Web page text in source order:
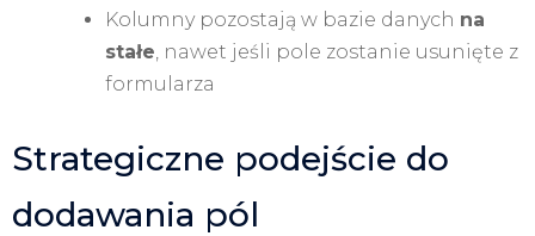
Kolumny pozostają w bazie danych na
stałe, nawet jeśli pole zostanie usunięte z
formularza
Strategiczne podejście do
dodawania pól